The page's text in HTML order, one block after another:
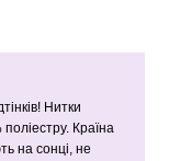
Нитки
Країна
на сонці, не